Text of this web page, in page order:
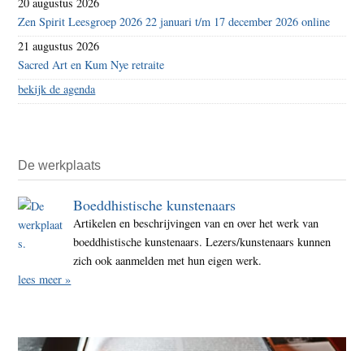
Zen Spirit Leesgroep 2026 22 januari t/m 17 december 2026 online
21 augustus 2026
Sacred Art en Kum Nye retraite
bekijk de agenda
De werkplaats
Boeddhistische kunstenaars
Artikelen en beschrijvingen van en over het werk van
boeddhistische kunstenaars. Lezers/kunstenaars kunnen
zich ook aanmelden met hun eigen werk.
lees meer »